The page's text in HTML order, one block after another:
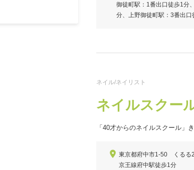
御徒町駅：1番出口徒歩1分
分、上野御徒町駅：3番出口
ネイル/ネイリスト
ネイルスクー
「40才からのネイルスクール」
東京都府中市1-50 くるる
京王線府中駅徒歩1分